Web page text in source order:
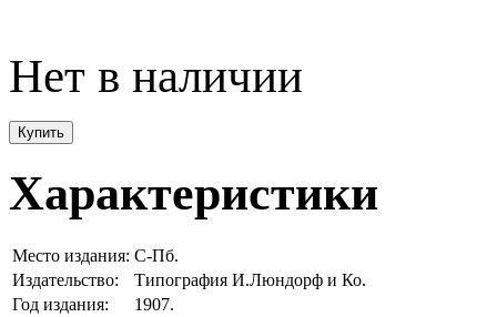
Нет в наличии
Купить
Характеристики
Место издания: С-Пб.
Издательство:
Типография И.Люндорф и Ко.
Год издания:
1907.